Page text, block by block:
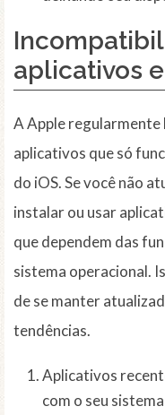
aplicativos
A Apple regularmente
aplicativos que só
do iOS. Se você não
instalar ou usar
que dependem das
sistema operacional.
de se manter
tendências.
Aplicativos
com o seu